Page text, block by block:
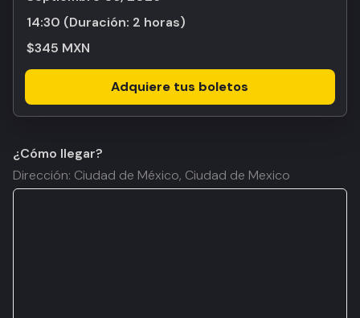
14:30 (Duración: 2 horas)
$345 MXN
Adquiere tus boletos
¿Cómo llegar?
Dirección: Ciudad de México, Ciudad de Mexico